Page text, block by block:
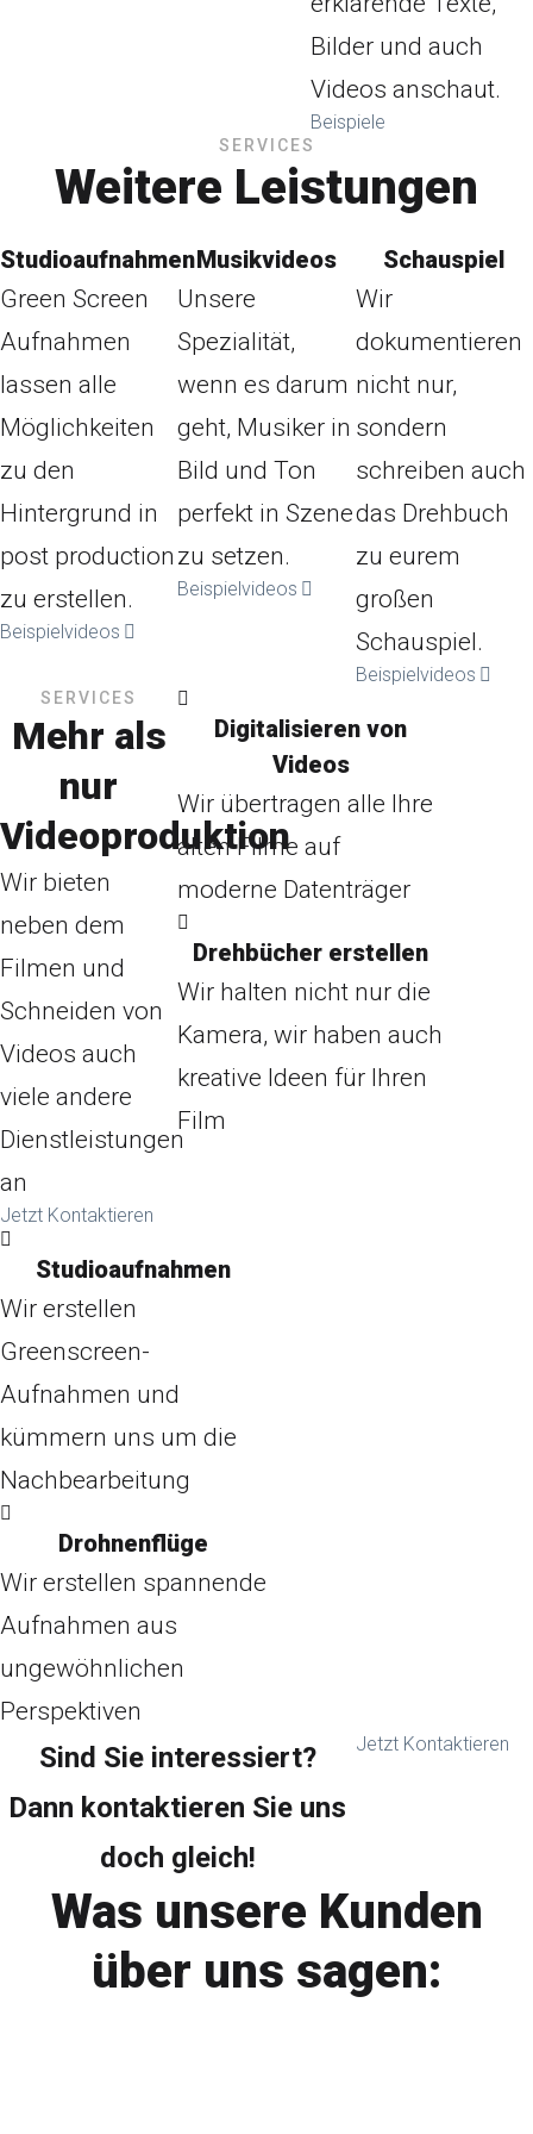
Bilder und auch
Videos anschaut.
Beispiele
SERVICES
Weitere Leistungen
Studioaufnahmen
Green Screen
Aufnahmen
lassen alle
Möglichkeiten
zu den
Hintergrund in
post production
zu erstellen.
Beispielvideos
Musikvideos
Unsere
Spezialität,
wenn es darum
geht, Musiker in
Bild und Ton
perfekt in Szene
zu setzen.
Beispielvideos
Schauspiel
Wir
dokumentieren
nicht nur,
sondern
schreiben auch
das Drehbuch
zu eurem
großen
Schauspiel.
Beispielvideos
SERVICES
Mehr als
nur
Videoproduktion
Wir bieten
neben dem
Filmen und
Schneiden von
Videos auch
viele andere
Dienstleistungen
an
Jetzt Kontaktieren
Digitalisieren von
Videos
Wir übertragen alle Ihre
alten Filme auf
moderne Datenträger
Drehbücher erstellen
Wir halten nicht nur die
Kamera, wir haben auch
kreative Ideen für Ihren
Film
Studioaufnahmen
Wir erstellen
Greenscreen-
Aufnahmen und
kümmern uns um die
Nachbearbeitung
Drohnenflüge
Wir erstellen spannende
Aufnahmen aus
ungewöhnlichen
Perspektiven
Sind Sie interessiert?
Dann kontaktieren Sie uns
doch gleich!
Jetzt Kontaktieren
Was unsere Kunden
über uns sagen: